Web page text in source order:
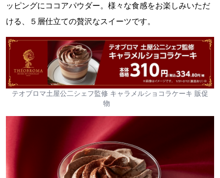
ッピングにココアパウダー。様々な食感をお楽しみいただ
ける、５層仕立ての贅沢なスイーツです。
テオブロマ土屋公二シェフ監修 キャラメルショコラケーキ 販促
物